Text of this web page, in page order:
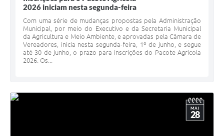
2026 iniciam nesta segunda-feira
Com uma série de mudanças propostas pela Administração
Municipal, por meio do Executivo e da Secretaria Municipal
da Agricultura e Meio Ambiente, e aprovadas pela Câmara de
Vereadores, inicia nesta segunda-feira, 1º de junho, e segue
até 30 de junho, o prazo para inscrições do Pacote Agrícola
2026. Os...
MAI
28